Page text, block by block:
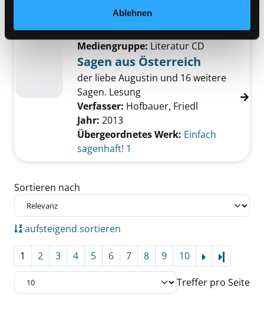
Ablehnen
Dortmund, Igel-Records
Mediengruppe: Literatur CD
Sagen aus Österreich
der liebe Augustin und 16 weitere
Sagen. Lesung
Verfasser: Hofbauer, Friedl
Jahr: 2013
Übergeordnetes Werk: Einfach
sagenhaft! 1
Zu den Suchfiltern springen
Sortieren nach
aufsteigend sortieren
1 2 3 4 5 6 7 8 9 10
Treffer pro Seite